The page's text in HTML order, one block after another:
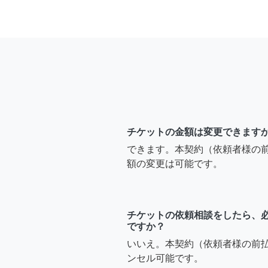
チケットの金額は変更できます
できます。本契約（依頼者様の
額の変更は可能です。
チケットの依頼相談をしたら、
ですか？
いいえ。本契約（依頼者様の前
ンセル可能です。